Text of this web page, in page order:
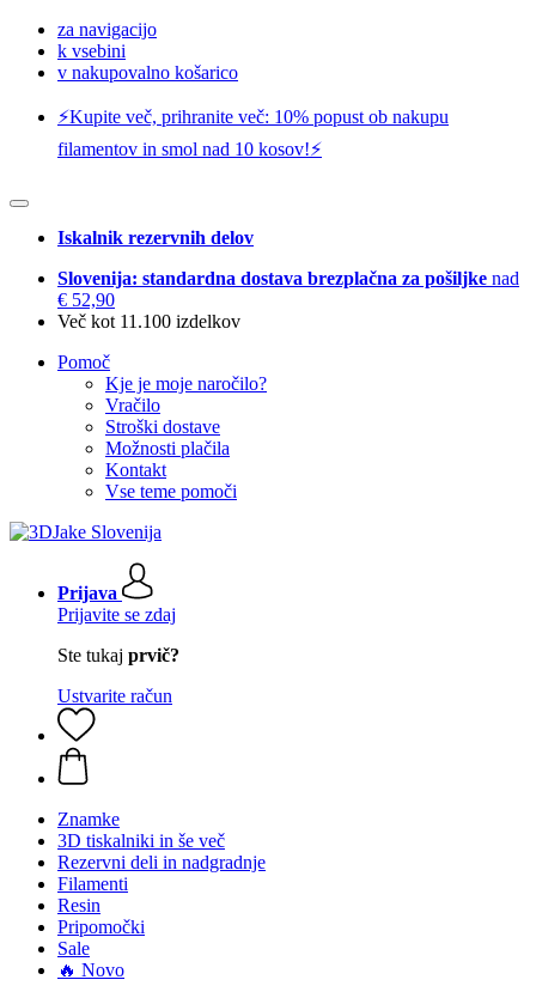
za navigacijo
k vsebini
v nakupovalno košarico
⚡️Kupite več, prihranite več: 10% popust ob nakupu
filamentov in smol nad 10 kosov!⚡️
Iskalnik rezervnih delov
Slovenija: standardna dostava brezplačna za pošiljke nad
€ 52,90
Več kot 11.100 izdelkov
Pomoč
Kje je moje naročilo?
Vračilo
Stroški dostave
Možnosti plačila
Kontakt
Vse teme pomoči
Prijava
Prijavite se zdaj
Ste tukaj prvič?
Ustvarite račun
Znamke
3D tiskalniki in še več
Rezervni deli in nadgradnje
Filamenti
Resin
Pripomočki
Sale
🔥 Novo